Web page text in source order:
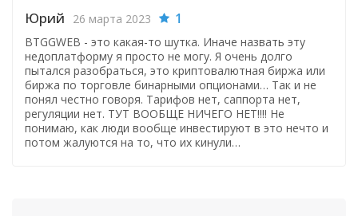
Юрий 26 марта 2023 1
BTGGWEB - это какая-то шутка. Иначе назвать эту
недоплатформу я просто не могу. Я очень долго
пытался разобраться, это криптовалютная биржа или
биржа по торговле бинарными опционами… Так и не
понял честно говоря. Тарифов нет, саппорта нет,
регуляции нет. ТУТ ВООБЩЕ НИЧЕГО НЕТ!!!! Не
понимаю, как люди вообще инвестируют в это нечто и
потом жалуются на то, что их кинули…